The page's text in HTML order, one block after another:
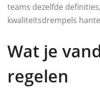
teams dezelfde
kwaliteitsdrempels
Wat je
regelen